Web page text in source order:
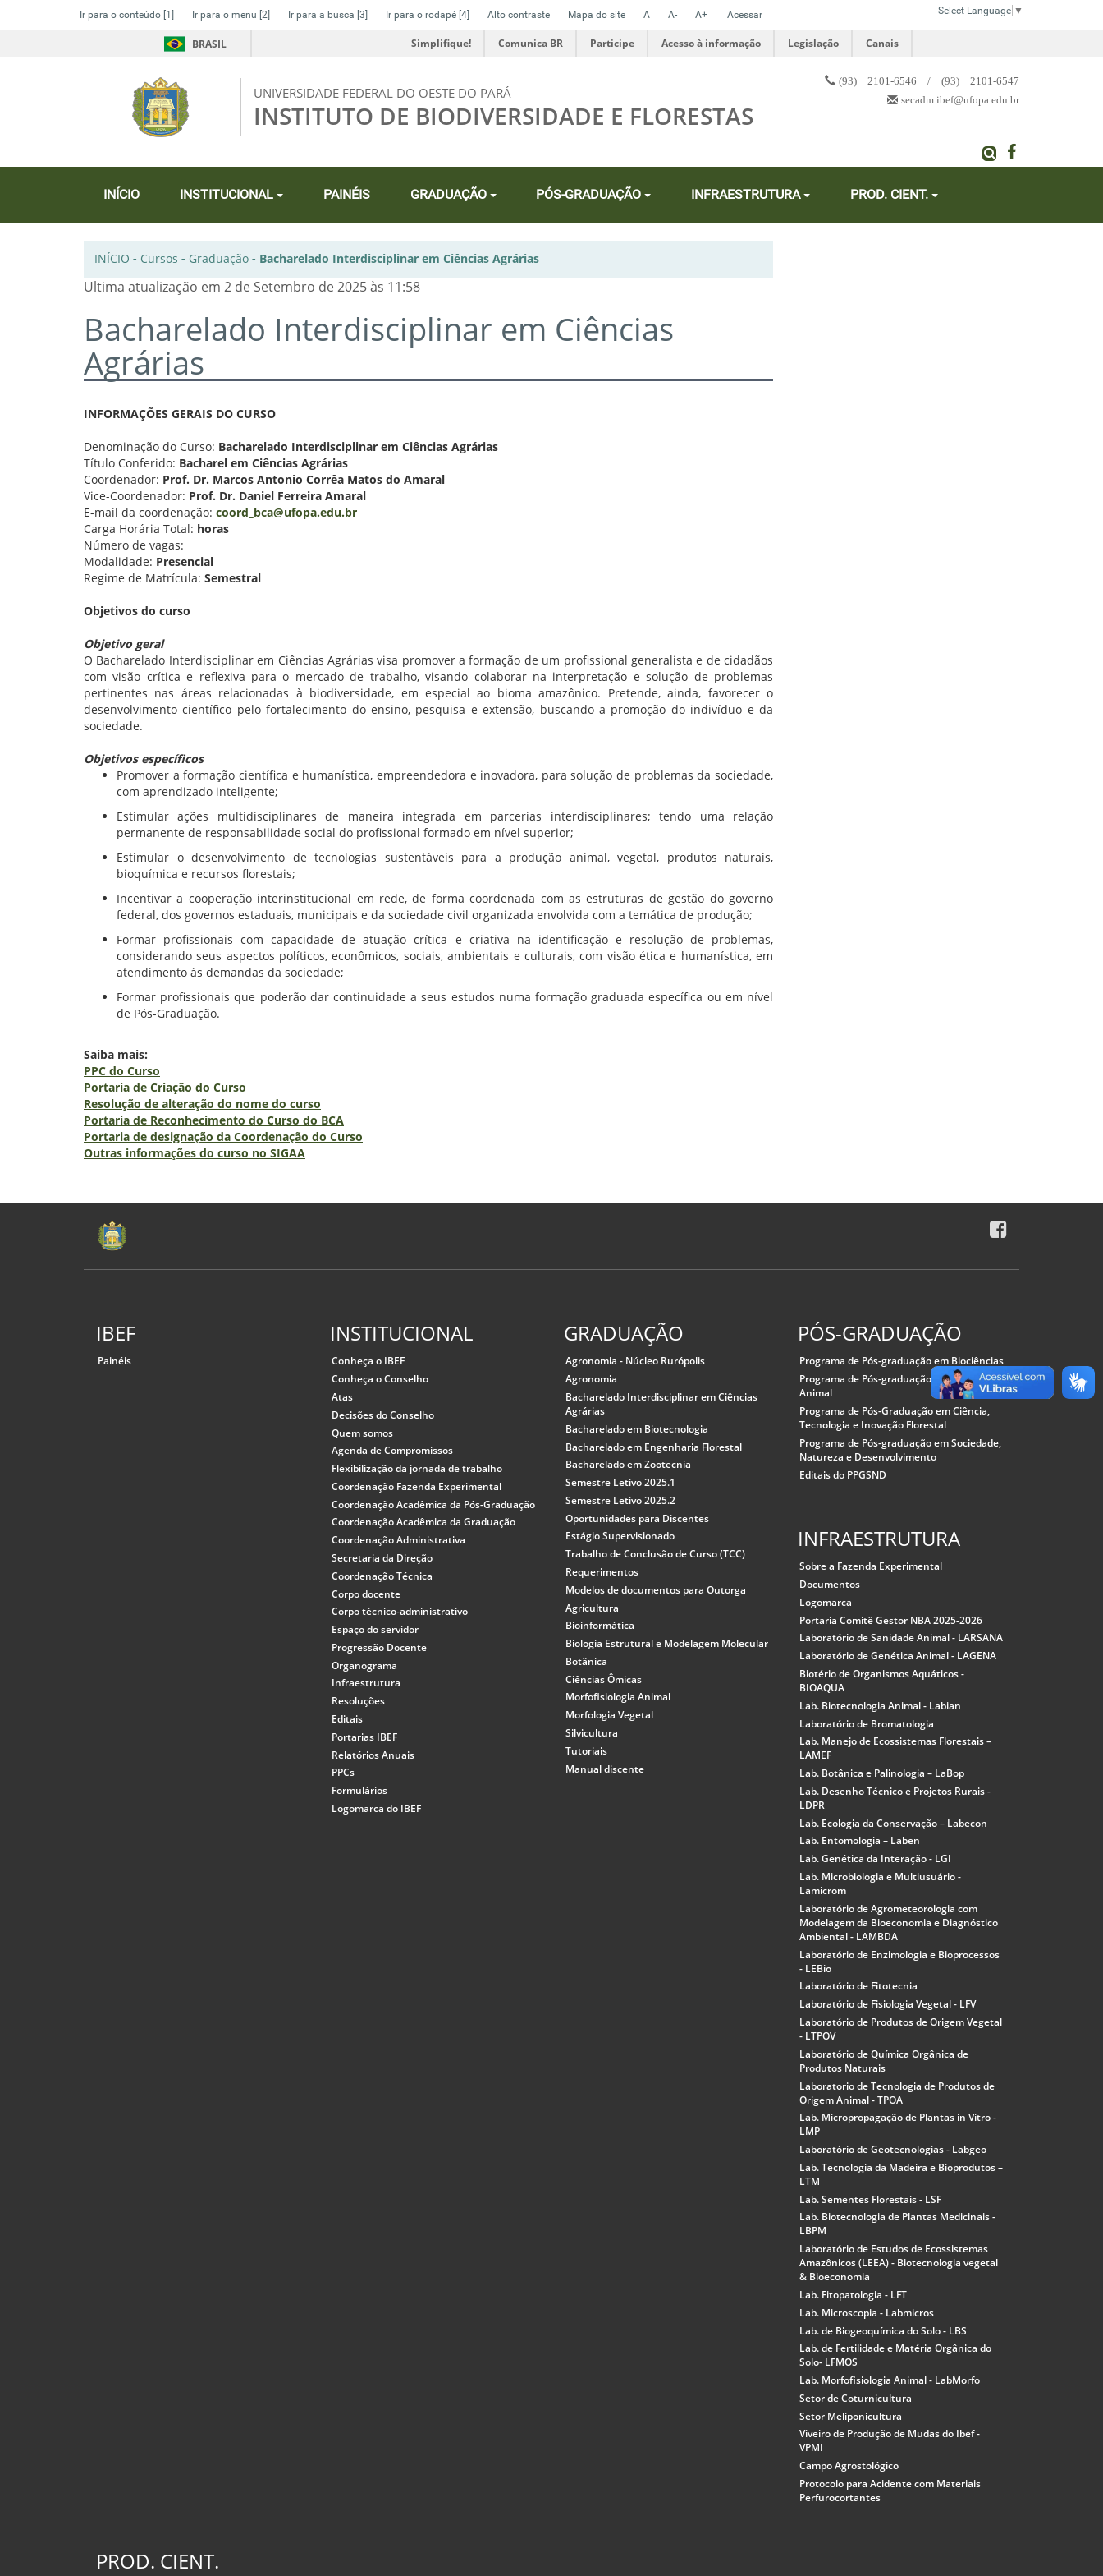
Ir para o conteúdo [1] Ir para o menu [2] Ir para a busca [3] Ir para o rodapé [4] Alto contraste Mapa do site A A- A+ Acessar Select Language ▼
BRASIL Simplifique! Comunica BR Participe Acesso à informação Legislação Canais
UNIVERSIDADE FEDERAL DO OESTE DO PARÁ
INSTITUTO DE BIODIVERSIDADE E FLORESTAS
(93) 2101-6546 / (93) 2101-6547
secadm.ibef@ufopa.edu.br
INÍCIO INSTITUCIONAL PAINÉIS GRADUAÇÃO PÓS-GRADUAÇÃO INFRAESTRUTURA PROD. CIENT.
INÍCIO - Cursos - Graduação- Bacharelado Interdisciplinar em Ciências Agrárias
Ultima atualização em 2 de Setembro de 2025 às 11:58
Bacharelado Interdisciplinar em Ciências
Agrárias
INFORMAÇÕES GERAIS DO CURSO
Denominação do Curso: Bacharelado Interdisciplinar em Ciências Agrárias
Título Conferido: Bacharel em Ciências Agrárias
Coordenador: Prof. Dr. Marcos Antonio Corrêa Matos do Amaral
Vice-Coordenador: Prof. Dr. Daniel Ferreira Amaral
E-mail da coordenação: coord_bca@ufopa.edu.br
Carga Horária Total: horas
Número de vagas:
Modalidade: Presencial
Regime de Matrícula: Semestral
Objetivos do curso
Objetivo geral
O Bacharelado Interdisciplinar em Ciências Agrárias visa promover a formação de um profissional generalista e de cidadãos
com visão crítica e reflexiva para o mercado de trabalho, visando colaborar na interpretação e solução de problemas
pertinentes nas áreas relacionadas à biodiversidade, em especial ao bioma amazônico. Pretende, ainda, favorecer o
desenvolvimento científico pelo fortalecimento do ensino, pesquisa e extensão, buscando a promoção do indivíduo e da
sociedade.
Objetivos específicos
Promover a formação científica e humanística, empreendedora e inovadora, para solução de problemas da sociedade,
com aprendizado inteligente;
Estimular ações multidisciplinares de maneira integrada em parcerias interdisciplinares; tendo uma relação
permanente de responsabilidade social do profissional formado em nível superior;
Estimular o desenvolvimento de tecnologias sustentáveis para a produção animal, vegetal, produtos naturais,
bioquímica e recursos florestais;
Incentivar a cooperação interinstitucional em rede, de forma coordenada com as estruturas de gestão do governo
federal, dos governos estaduais, municipais e da sociedade civil organizada envolvida com a temática de produção;
Formar profissionais com capacidade de atuação crítica e criativa na identificação e resolução de problemas,
considerando seus aspectos políticos, econômicos, sociais, ambientais e culturais, com visão ética e humanística, em
atendimento às demandas da sociedade;
Formar profissionais que poderão dar continuidade a seus estudos numa formação graduada específica ou em nível
de Pós-Graduação.
Saiba mais:
PPC do Curso
Portaria de Criação do Curso
Resolução de alteração do nome do curso
Portaria de Reconhecimento do Curso do BCA
Portaria de designação da Coordenação do Curso
Outras informações do curso no SIGAA
IBEF
Painéis
INSTITUCIONAL
Conheça o IBEF
Conheça o Conselho
Atas
Decisões do Conselho
Quem somos
Agenda de Compromissos
Flexibilização da jornada de trabalho
Coordenação Fazenda Experimental
Coordenação Acadêmica da Pós-Graduação
Coordenação Acadêmica da Graduação
Coordenação Administrativa
Secretaria da Direção
Coordenação Técnica
Corpo docente
Corpo técnico-administrativo
Espaço do servidor
Progressão Docente
Organograma
Infraestrutura
Resoluções
Editais
Portarias IBEF
Relatórios Anuais
PPCs
Formulários
Logomarca do IBEF
GRADUAÇÃO
Agronomia - Núcleo Rurópolis
Agronomia
Bacharelado Interdisciplinar em Ciências
Agrárias
Bacharelado em Biotecnologia
Bacharelado em Engenharia Florestal
Bacharelado em Zootecnia
Semestre Letivo 2025.1
Semestre Letivo 2025.2
Oportunidades para Discentes
Estágio Supervisionado
Trabalho de Conclusão de Curso (TCC)
Requerimentos
Modelos de documentos para Outorga
Agricultura
Bioinformática
Biologia Estrutural e Modelagem Molecular
Botânica
Ciências Ômicas
Morfofisiologia Animal
Morfologia Vegetal
Silvicultura
Tutoriais
Manual discente
PÓS-GRADUAÇÃO
Programa de Pós-graduação em Biociências
Programa de Pós-graduação em Ciência
Animal
Programa de Pós-Graduação em Ciência,
Tecnologia e Inovação Florestal
Programa de Pós-graduação em Sociedade,
Natureza e Desenvolvimento
Editais do PPGSND
INFRAESTRUTURA
Sobre a Fazenda Experimental
Documentos
Logomarca
Portaria Comitê Gestor NBA 2025-2026
Laboratório de Sanidade Animal - LARSANA
Laboratório de Genética Animal - LAGENA
Biotério de Organismos Aquáticos -
BIOAQUA
Lab. Biotecnologia Animal - Labian
Laboratório de Bromatologia
Lab. Manejo de Ecossistemas Florestais –
LAMEF
Lab. Botânica e Palinologia – LaBop
Lab. Desenho Técnico e Projetos Rurais -
LDPR
Lab. Ecologia da Conservação – Labecon
Lab. Entomologia – Laben
Lab. Genética da Interação - LGI
Lab. Microbiologia e Multiusuário -
Lamicrom
Laboratório de Agrometeorologia com
Modelagem da Bioeconomia e Diagnóstico
Ambiental - LAMBDA
Laboratório de Enzimologia e Bioprocessos
- LEBio
Laboratório de Fitotecnia
Laboratório de Fisiologia Vegetal - LFV
Laboratório de Produtos de Origem Vegetal
- LTPOV
Laboratório de Química Orgânica de
Produtos Naturais
Laboratorio de Tecnologia de Produtos de
Origem Animal - TPOA
Lab. Micropropagação de Plantas in Vitro -
LMP
Laboratório de Geotecnologias - Labgeo
Lab. Tecnologia da Madeira e Bioprodutos –
LTM
Lab. Sementes Florestais - LSF
Lab. Biotecnologia de Plantas Medicinais -
LBPM
Laboratório de Estudos de Ecossistemas
Amazônicos (LEEA) - Biotecnologia vegetal
& Bioeconomia
Lab. Fitopatologia - LFT
Lab. Microscopia - Labmicros
Lab. de Biogeoquímica do Solo - LBS
Lab. de Fertilidade e Matéria Orgânica do
Solo- LFMOS
Lab. Morfofisiologia Animal - LabMorfo
Setor de Coturnicultura
Setor Meliponicultura
Viveiro de Produção de Mudas do Ibef -
VPMI
Campo Agrostológico
Protocolo para Acidente com Materiais
Perfurocortantes
PROD. CIENT.